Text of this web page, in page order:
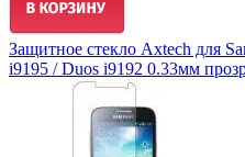
Защитное стекло Axtech для
i9195 / Duos i9192 0.33мм